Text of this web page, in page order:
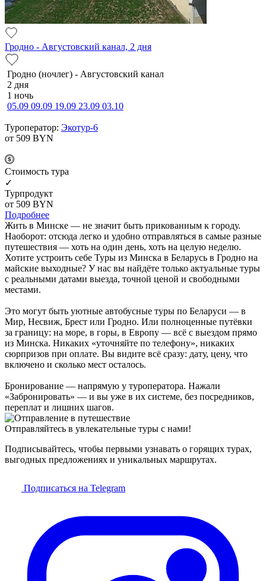
Гродно - Августовский канал, 2 дня
Гродно (ночлег) - Августовский канал
2 дня
1 ночь
05.09 09.09 19.09 23.09 03.10
Туроператор: Экотур-6
от 509 BYN
Cтоимость тура
✓
Турпродукт
от 509 BYN
Подробнее
Жить в Минске — не значит быть прикованным к городу.
Наоборот: отсюда легко и удобно отправляться в самые разные
путешествия — хоть на один день, хоть на целую неделю.
Хотите устроить себе Туры из Минска в Беларусь в Гродно на
майские выходные? У нас вы найдёте только актуальные туры
с реальными датами выезда, точной ценой и свободными
местами.
Это могут быть уютные автобусные туры по Беларуси — в
Мир, Несвиж, Брест или Гродно. Или полноценные путёвки
за границу: на море, в горы, в Европу — всё с выездом прямо
из Минска. Никаких «уточняйте по телефону», никаких
сюрпризов при оплате. Вы видите всё сразу: дату, цену, что
включено и сколько мест осталось.
Бронирование — напрямую у туроператора. Нажали
«Забронировать» — и вы уже в их системе, без посредников,
переплат и лишних шагов.
Отправляйтесь в увлекательные туры с нами!
Подписывайтесь, чтобы первыми узнавать о горящих турах,
выгодных предложениях и уникальных маршрутах.
Подписаться на Telegram